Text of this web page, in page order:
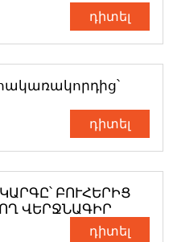
դիտել
դիտել
ԲՈՒՀԵՐԻՑ
ՎԵՐՋՆԱԳԻՐ
դիտել